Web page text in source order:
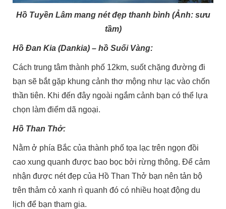
Hồ Tuyền Lâm mang nét đẹp thanh bình (Ảnh: sưu
tầm)
Hồ Đan Kia (Dankia) – hồ Suối Vàng:
Cách trung tâm thành phố 12km, suốt chặng đường đi
bạn sẽ bắt gặp khung cảnh thơ mộng như lạc vào chốn
thần tiên. Khi đến đây ngoài ngắm cảnh bạn có thể lựa
chọn làm điểm dã ngoại.
Hồ Than Thở:
Nằm ở phía Bắc của thành phố tọa lạc trên ngọn đồi
cao xung quanh được bao bọc bởi rừng thông. Để cảm
nhận được nét đẹp của Hồ Than Thở bạn nên tản bộ
trên thảm cỏ xanh rì quanh đó có nhiều hoạt động du
lịch để bạn tham gia.